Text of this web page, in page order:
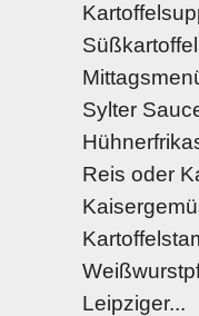
Sylter
Reis oder
Leipziger